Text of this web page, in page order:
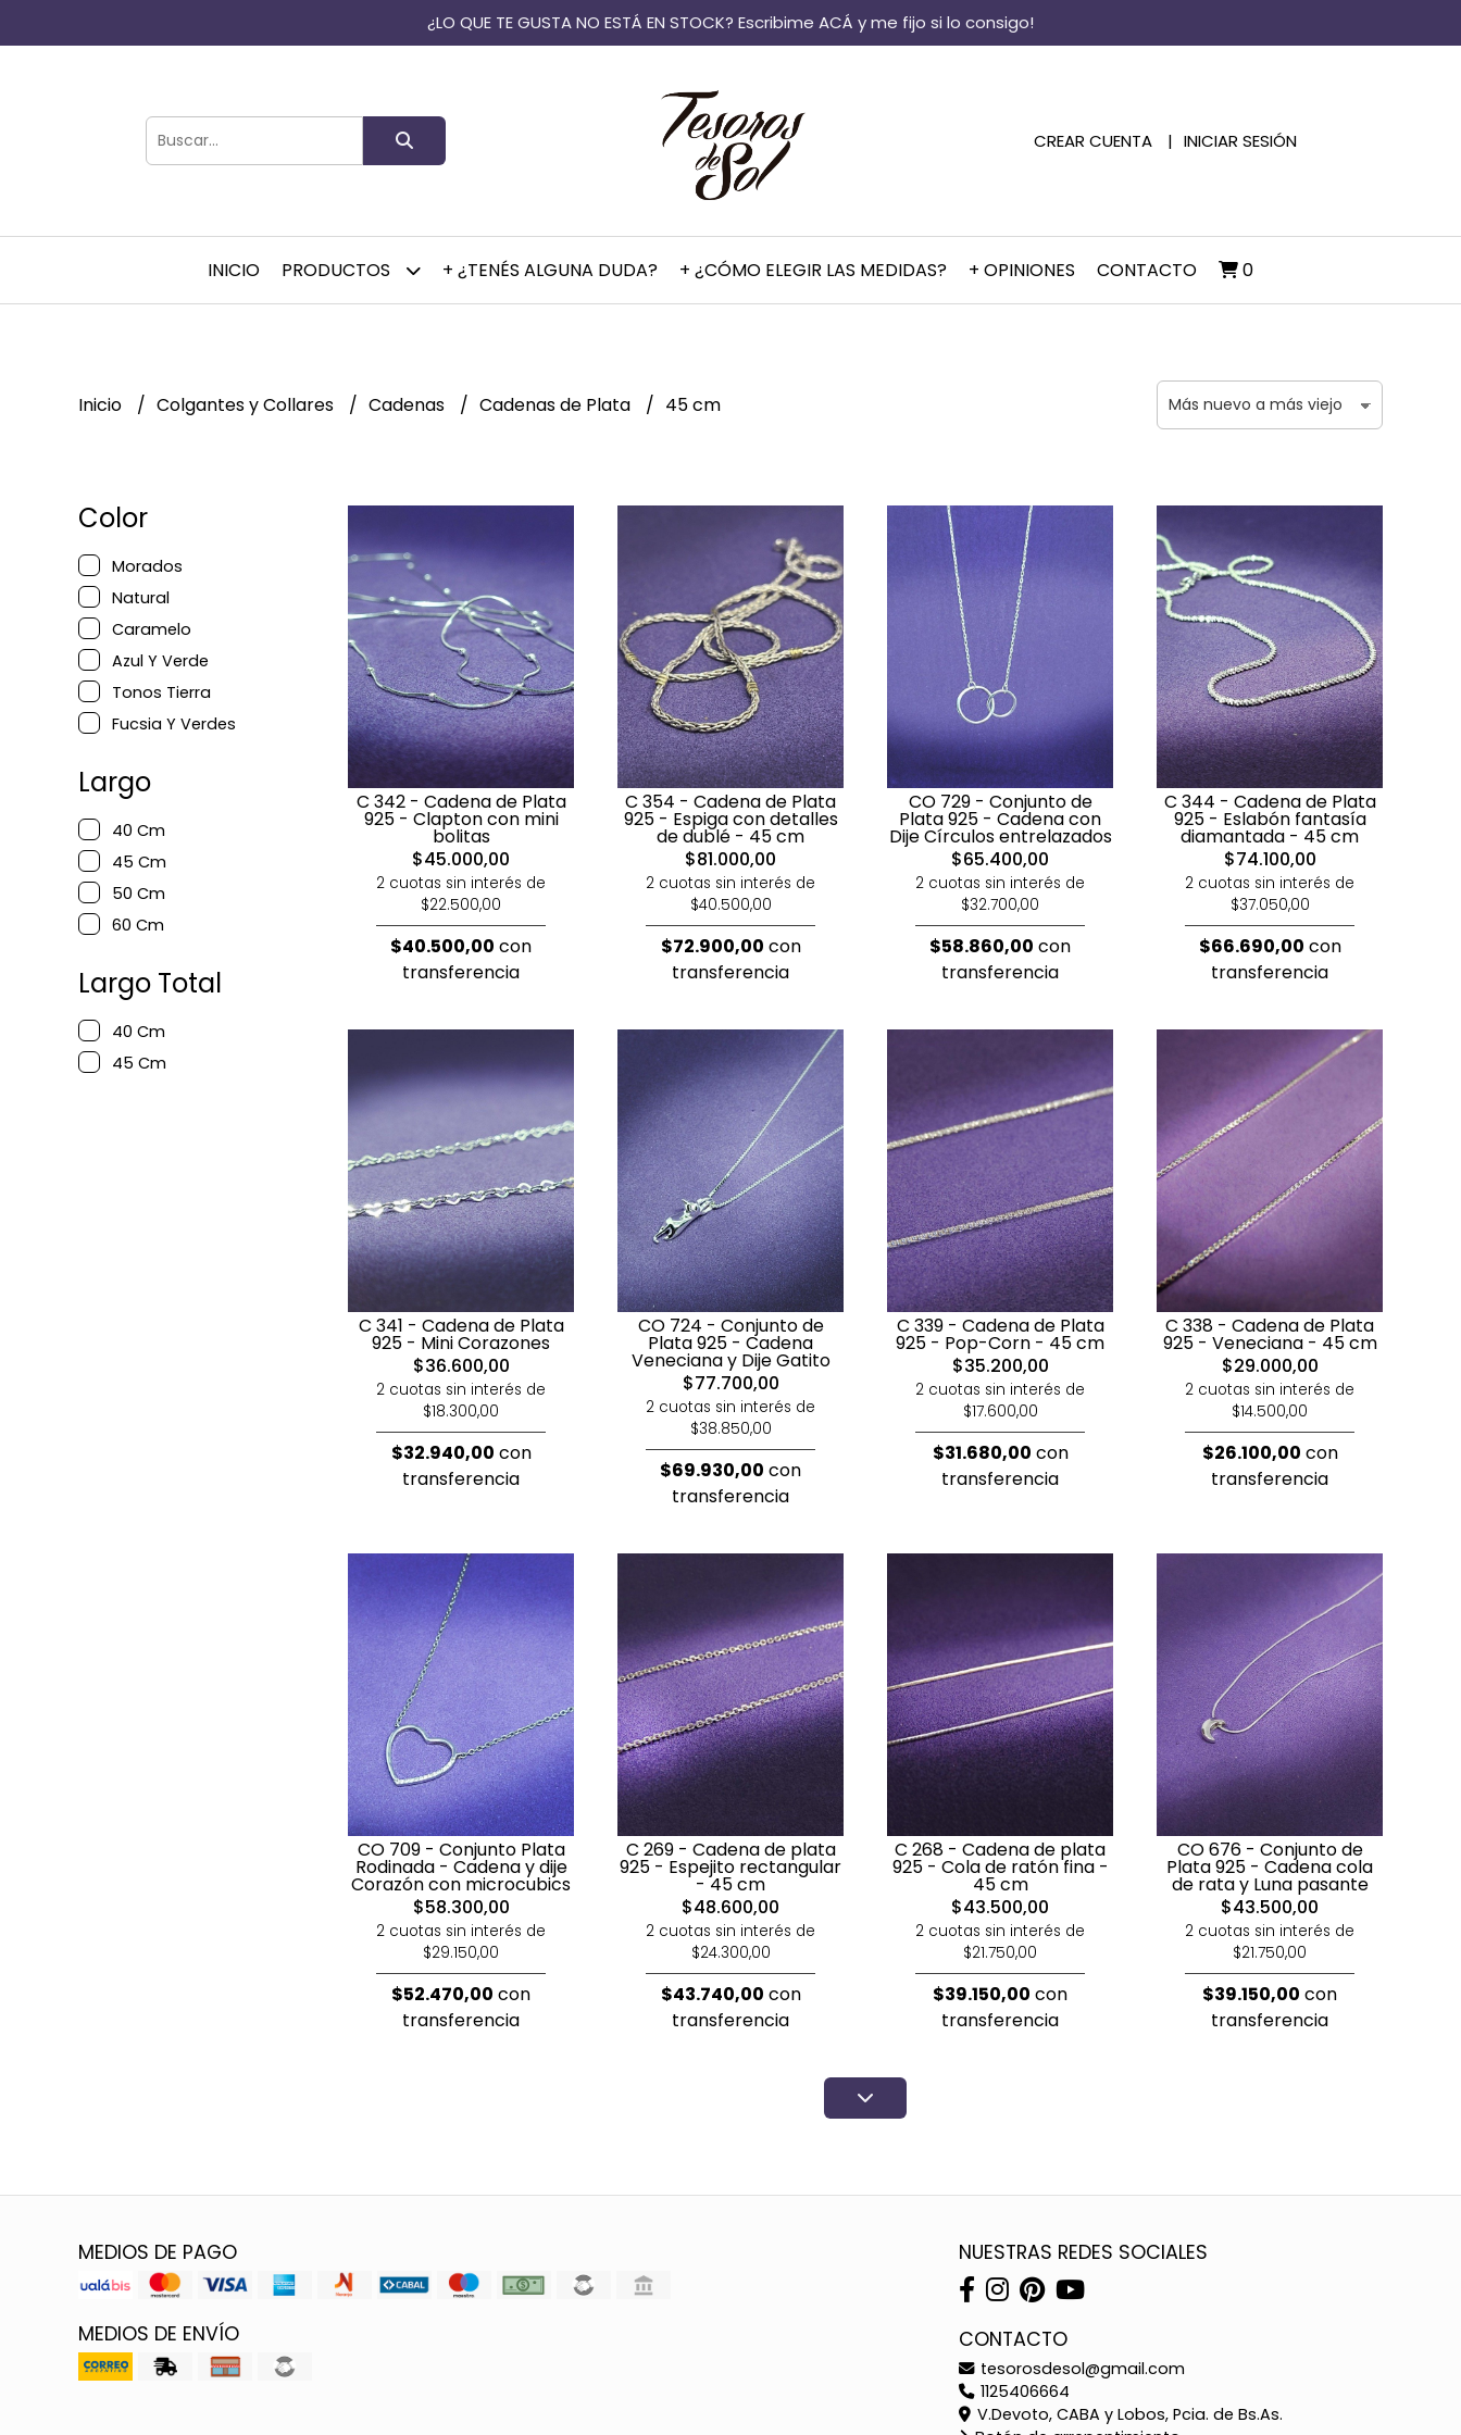
¿LO QUE TE GUSTA NO ESTÁ EN STOCK? Escribime ACÁ y me fijo si lo consigo!
CREAR CUENTA INICIAR SESIÓN
INICIO PRODUCTOS + ¿TENÉS ALGUNA DUDA? + ¿CÓMO ELEGIR LAS MEDIDAS? + OPINIONES CONTACTO 0
Inicio Colgantes y Collares Cadenas Cadenas de Plata 45 cm
Color
Morados
Natural
Caramelo
Azul Y Verde
Tonos Tierra
Fucsia Y Verdes
Largo
40 Cm
45 Cm
50 Cm
60 Cm
Largo Total
40 Cm
45 Cm
C 342 - Cadena de Plata
925 - Clapton con mini
bolitas
$45.000,00
2 cuotas sin interés de
$22.500,00
$40.500,00 con
transferencia
C 354 - Cadena de Plata
925 - Espiga con detalles
de dublé - 45 cm
$81.000,00
2 cuotas sin interés de
$40.500,00
$72.900,00 con
transferencia
CO 729 - Conjunto de
Plata 925 - Cadena con
Dije Círculos entrelazados
$65.400,00
2 cuotas sin interés de
$32.700,00
$58.860,00 con
transferencia
C 344 - Cadena de Plata
925 - Eslabón fantasía
diamantada - 45 cm
$74.100,00
2 cuotas sin interés de
$37.050,00
$66.690,00 con
transferencia
C 341 - Cadena de Plata
925 - Mini Corazones
$36.600,00
2 cuotas sin interés de
$18.300,00
$32.940,00 con
transferencia
CO 724 - Conjunto de
Plata 925 - Cadena
Veneciana y Dije Gatito
$77.700,00
2 cuotas sin interés de
$38.850,00
$69.930,00 con
transferencia
C 339 - Cadena de Plata
925 - Pop-Corn - 45 cm
$35.200,00
2 cuotas sin interés de
$17.600,00
$31.680,00 con
transferencia
C 338 - Cadena de Plata
925 - Veneciana - 45 cm
$29.000,00
2 cuotas sin interés de
$14.500,00
$26.100,00 con
transferencia
CO 709 - Conjunto Plata
Rodinada - Cadena y dije
Corazón con microcubics
$58.300,00
2 cuotas sin interés de
$29.150,00
$52.470,00 con
transferencia
C 269 - Cadena de plata
925 - Espejito rectangular
- 45 cm
$48.600,00
2 cuotas sin interés de
$24.300,00
$43.740,00 con
transferencia
C 268 - Cadena de plata
925 - Cola de ratón fina -
45 cm
$43.500,00
2 cuotas sin interés de
$21.750,00
$39.150,00 con
transferencia
CO 676 - Conjunto de
Plata 925 - Cadena cola
de rata y Luna pasante
$43.500,00
2 cuotas sin interés de
$21.750,00
$39.150,00 con
transferencia
MEDIOS DE PAGO
MEDIOS DE ENVÍO
NUESTRAS REDES SOCIALES
CONTACTO
tesorosdesol@gmail.com
1125406664
V.Devoto, CABA y Lobos, Pcia. de Bs.As.